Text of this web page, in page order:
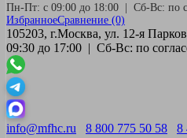
Пн-Пт: с 09:00 до 18:00 | Сб-Вс: по
ИзбранноеСравнение (0)
105203, г.Москва, ул. 12-я
09:30 до 17:00 | Сб-Вс: по
info@mfhc.ru 8 800 775 50 58 8